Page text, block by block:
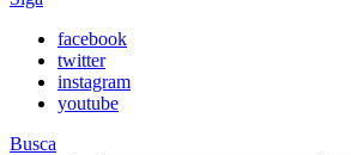
facebook
twitter
instagram
youtube
Busca